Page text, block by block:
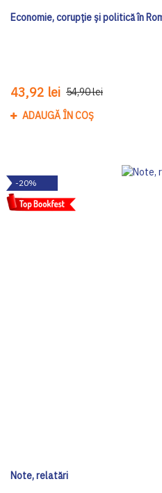
Economie, corupție și politică în
43,92 lei 54,90 lei
ADAUGĂ ÎN COȘ
-20%
Note, relatări